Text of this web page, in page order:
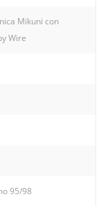
Mikuni con
Wire
95/98